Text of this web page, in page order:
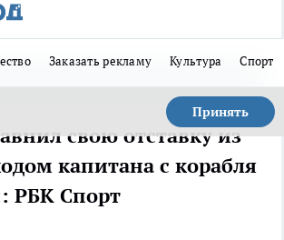
Заказать рекламу Культура Спорт
Принять
свою отставку из
капитана с корабля
РБК Спорт